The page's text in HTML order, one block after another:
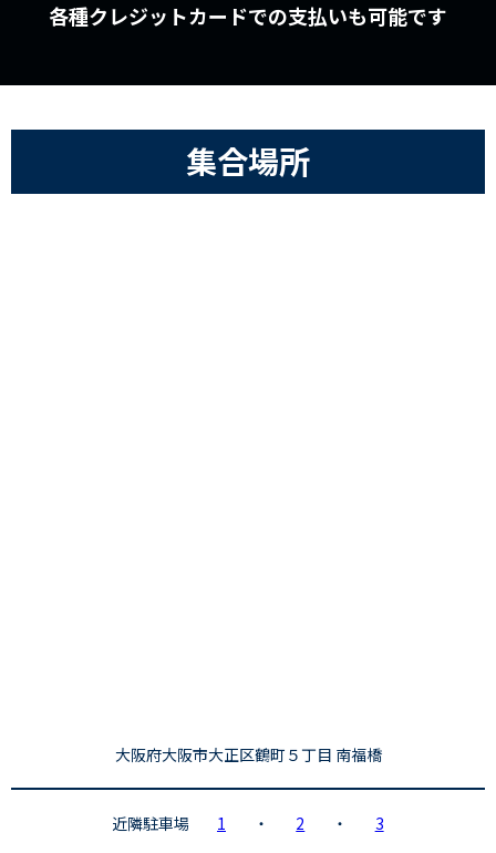
各種クレジットカードでの支払いも可能です
集合場所
大阪府大阪市大正区鶴町５丁目 南福橋
近隣駐車場 1 ・ 2 ・ 3